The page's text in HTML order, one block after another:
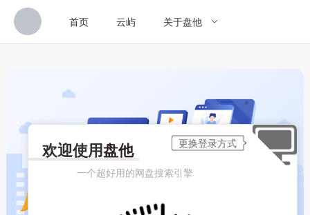
首页 云屿 关于盘他
欢迎使用盘他
一个超好用的网盘搜索引擎